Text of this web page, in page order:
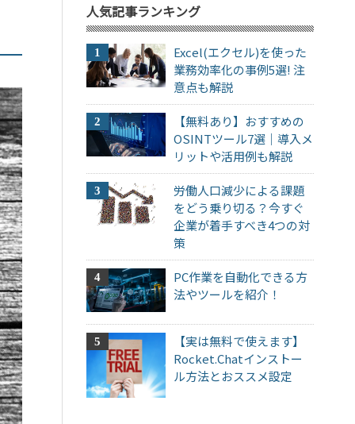
人気記事ランキング
Excel(エクセル)を使った
業務効率化の事例5選! 注
意点も解説
【無料あり】おすすめの
OSINTツール7選｜導入メ
リットや活用例も解説
労働人口減少による課題
をどう乗り切る？今すぐ
企業が着手すべき4つの対
策
PC作業を自動化できる方
法やツールを紹介！
【実は無料で使えます】
Rocket.Chatインストー
ル方法とおススメ設定